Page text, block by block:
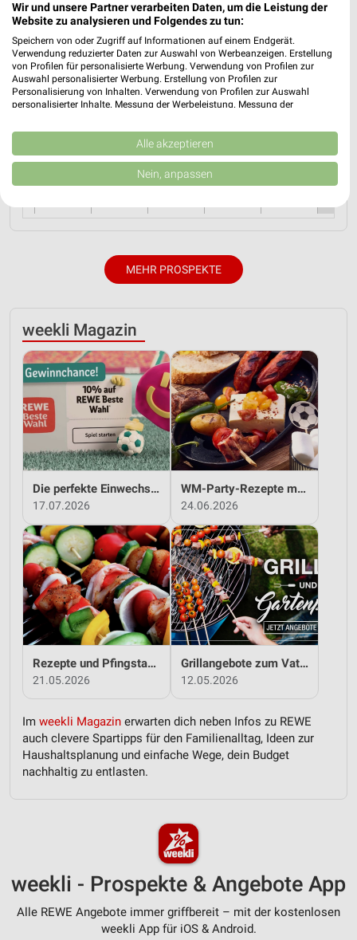
Angebote-Kalender für REWE in
Mettmann und Umgebung
03Mo 04Di 05Mi 06Do 07Fr 08
REWE - Angebote ab 03.08.
REWE - Angebote ab 03.08.
MEHR PROSPEKTE
weekli Magazin
Die perfekte Einwechslung: Dein Fan-Bonus!*
17.07.2026
WM-Party-Rezepte mit REWE!
24.06.2026
Rezepte und Pfingstangebote bei REWE!
21.05.2026
Grillangebote zum Vatertag bei REWE!
12.05.2026
Im weekli Magazin erwarten dich neben Infos zu REWE
auch clevere Spartipps für den Familienalltag, Ideen zur
Haushaltsplanung und einfache Wege, dein Budget
nachhaltig zu entlasten.
weekli - Prospekte & Angebote App
Alle REWE Angebote immer griffbereit – mit der kostenlosen
weekli App für iOS & Android.
Wir und unsere Partner verarbeiten Daten, um die Leistung der
Website zu analysieren und Folgendes zu tun:
Speichern von oder Zugriff auf Informationen auf einem Endgerät.
Verwendung reduzierter Daten zur Auswahl von Werbeanzeigen. Erstellung
von Profilen für personalisierte Werbung. Verwendung von Profilen zur
Auswahl personalisierter Werbung. Erstellung von Profilen zur
Personalisierung von Inhalten. Verwendung von Profilen zur Auswahl
personalisierter Inhalte. Messung der Werbeleistung. Messung der
Kombinationen von Daten aus verschiedenen Quellen. Entwicklung und
Verbesserung der Angebote. Verwendung reduzierter Daten zur Auswahl
von Inhalten.
Daten können außerhalb der Europäischen Union weitergegeben und in die
USA gesendet werden.
Website/App.
Wir nutzen Ihre Daten für folgende Zwecke:
IAB-Verarbeitungszwecke:
Verwendung reduzierter Daten zur Auswahl von
Werbeanzeigen
Erstellung von Profilen für personalisierte
Werbung
Verwendung von Profilen zur Auswahl
personalisierter Werbung
Erstellung von Profilen zur Personalisierung
von Inhalten
Verwendung von Profilen zur Auswahl
personalisierter Inhalte
Messung der Werbeleistung
Messung der Performance von Inhalten
Analyse von Zielgruppen durch Statistiken oder
Quellen
Verwendung reduzierter Daten zur Auswahl von
Inhalten
IAB-Besonderheiten:
Geräte anhand von aktiv angeforderten
Informationen identifizieren
Notwendig
Alle akzeptieren
Nein, anpassen